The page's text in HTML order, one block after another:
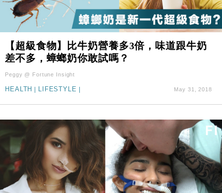
【超級食物】比牛奶營養多3倍，味道跟牛奶
差不多，蟑螂奶你敢試嗎？
Peggy @ Fortune Insight
HEALTH LIFESTYLE May 31, 2018